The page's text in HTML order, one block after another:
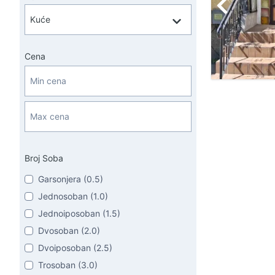
Cena
Broj Soba
Garsonjera (0.5)
Jednosoban (1.0)
Jednoiposoban (1.5)
Dvosoban (2.0)
Dvoiposoban (2.5)
Trosoban (3.0)